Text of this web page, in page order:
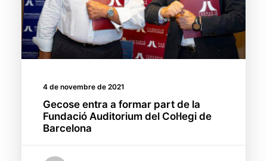
4 de novembre de 2021
Gecose entra a formar part de la
Fundació Auditorium del Col·legi de
Barcelona